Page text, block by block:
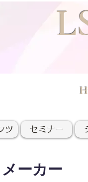
ツ セミナー
ーカー